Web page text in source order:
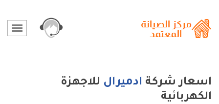
اسعار شركة ادميرال للاجهزة
الكهربائية